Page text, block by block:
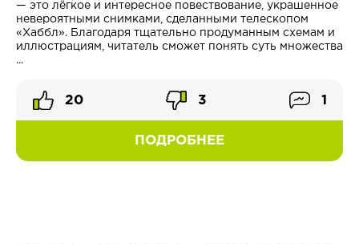
— это лёгкое и интересное повествование, украшенное
невероятными снимками, сделанными телескопом
«Хаббл». Благодаря тщательно продуманным схемам и
иллюстрациям, читатель сможет понять суть множества
...
ПОДРОБНЕЕ
20 3 1